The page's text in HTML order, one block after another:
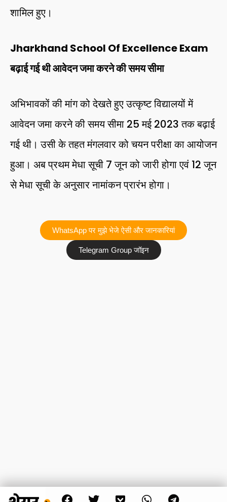
शामिल हुए।
Jharkhand School Of Excellence Exam
बढ़ाई गई थी आवेदन जमा करने की समय सीमा
अभिभावकों की मांग को देखते हुए उत्कृष्ट विद्यालयों में
आवेदन जमा करने की समय सीमा 25 मई 2023 तक बढ़ाई
गई थी। उसी के तहत मंगलवार को चयन परीक्षा का आयोजन
हुआ। अब प्रथम मेधा सूची 7 जून को जारी होगा एवं 12 जून
से मेधा सूची के अनुसार नामांकन प्रारंभ होगा।
WhatsApp पर मुझे भेजे ऐसी और जानकारियां
Telegram Group जॉइन